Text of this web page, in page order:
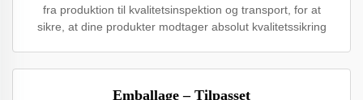
fra produktion til kvalitetsinspektion og transport, for at
sikre, at dine produkter modtager absolut kvalitetssikring
Emballage – Tilpasset